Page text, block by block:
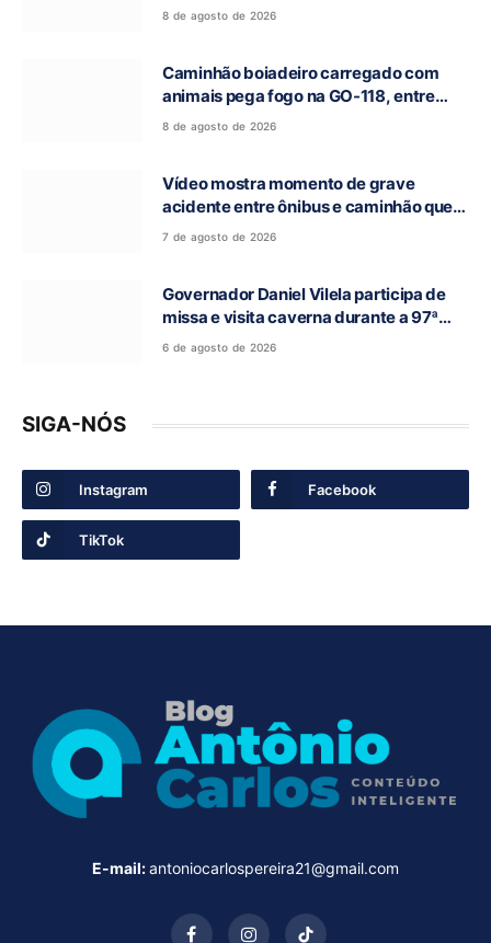
na GO-118, entre Campos Belos e Monte
8 de agosto de 2026
Caminhão boiadeiro carregado com
animais pega fogo na GO-118, entre
Campos Belos e Monte Alegre de Goiás
8 de agosto de 2026
Vídeo mostra momento de grave
acidente entre ônibus e caminhão que
deixou cinco mortos na GO-010, em
7 de agosto de 2026
Governador Daniel Vilela participa de
missa e visita caverna durante a 97ª
Romaria do Bom Jesus da Lapa de Terra
6 de agosto de 2026
SIGA-NÓS
Instagram Facebook
TikTok
E-mail:antoniocarlospereira21@gmail.com